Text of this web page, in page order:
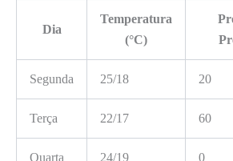
Dia
Temperatura
(°C)
Segunda 25/18 20
Terça 22/17 60
Quarta 24/19 0